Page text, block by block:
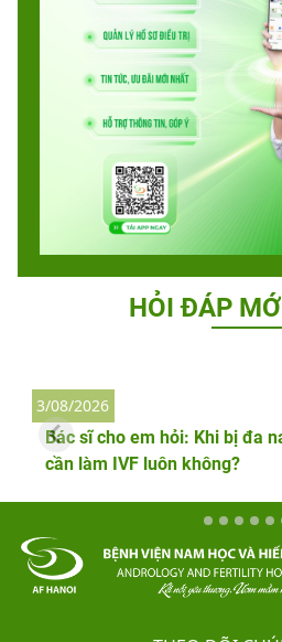
HỎI ĐÁP
Bác sĩ cho em hỏi: Khi bị đa
cần làm IVF luôn không?
3/08/2026